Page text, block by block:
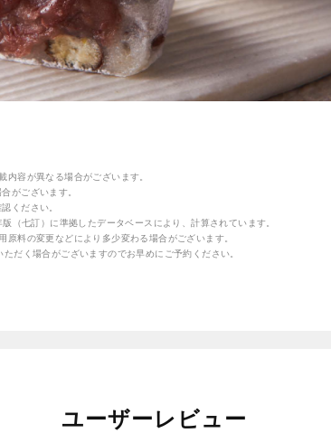
容が異なる場合がございます。
がございます。
ください。
七訂）に準拠したデータベースにより、計算されています。
料の変更などにより多少変わる場合がございます。
だく場合がございますのでお早めにご予約ください。
ユーザーレビュー